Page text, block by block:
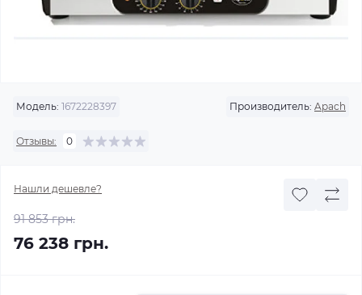
Модель: 1672228397 Производитель: Apach
Отзывы: 0
Нашли дешевле?
91 853 грн.
76 238 грн.